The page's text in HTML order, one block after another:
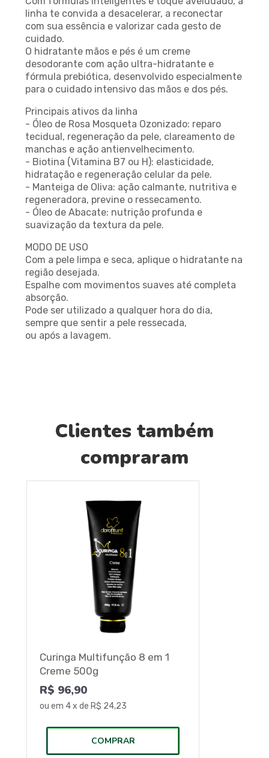
linha te convida a desacelerar, a reconectar
com sua essência e valorizar cada gesto de
cuidado.
O hidratante mãos e pés é um creme
desodorante com ação ultra-hidratante e
fórmula prebiótica, desenvolvido especialmente
para o cuidado intensivo das mãos e dos pés.
Principais ativos da linha
- Óleo de Rosa Mosqueta Ozonizado: reparo
tecidual, regeneração da pele, clareamento de
manchas e ação antienvelhecimento.
- Biotina (Vitamina B7 ou H): elasticidade,
hidratação e regeneração celular da pele.
- Manteiga de Oliva: ação calmante, nutritiva e
regeneradora, previne o ressecamento.
- Óleo de Abacate: nutrição profunda e
suavização da textura da pele.
MODO DE USO
Com a pele limpa e seca, aplique o hidratante na
região desejada.
Espalhe com movimentos suaves até completa
absorção.
Pode ser utilizado a qualquer hora do dia,
sempre que sentir a pele ressecada,
ou após a lavagem.
Clientes também
compraram
Curinga Multifunção 8 em 1
Creme 500g
R$ 96,90
ou em 4x de R$ 24,23
COMPRAR